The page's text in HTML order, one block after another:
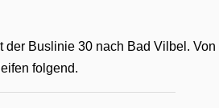
der Buslinie 30 nach Bad Vilbel. Von
folgend.